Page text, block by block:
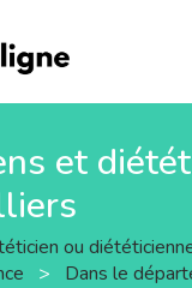
et
ou
> Dans le